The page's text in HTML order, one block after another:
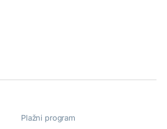
Plažni program